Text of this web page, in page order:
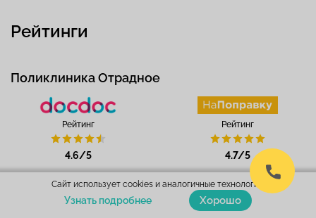
Рейтинги
Поликлиника Отрадное
Рейтинг
4.6/5
Рейтинг
4.7/5
Рейтинг
Сайт использует cookies и аналогичные технологии.
Узнать подробнее Хорошо